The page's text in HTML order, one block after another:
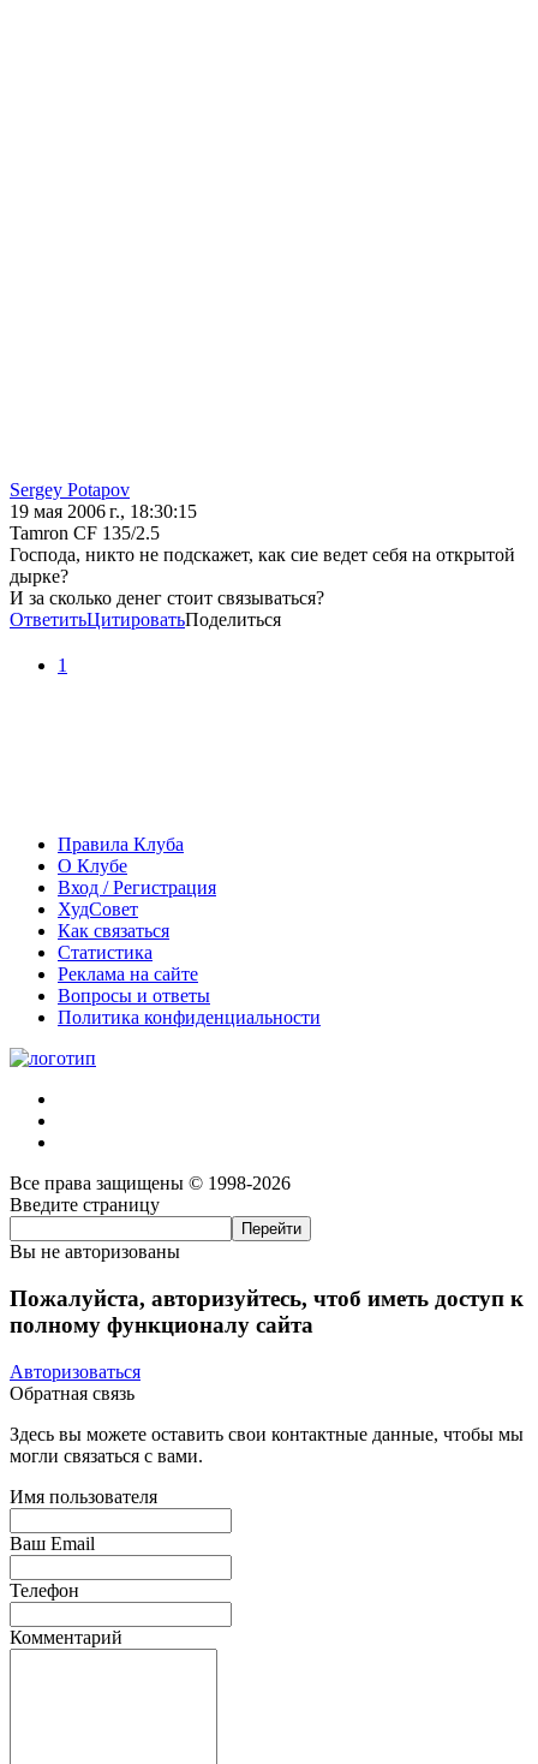
Sergey Potapov
19 мая 2006 г., 18:30:15
Tamron CF 135/2.5
Господа, никто не подскажет, как сие ведет себя на открытой
дырке?
И за сколько денег стоит связываться?
ОтветитьЦитироватьПоделиться
1
Правила Клуба
О Клубе
Вход / Регистрация
ХудСовет
Как связаться
Статистика
Реклама на сайте
Вопросы и ответы
Политика конфиденциальности
Все права защищены © 1998-2026
Введите страницу
Вы не авторизованы
Пожалуйста, авторизуйтесь, чтоб иметь доступ к
полному функционалу сайта
Авторизоваться
Обратная связь
Здесь вы можете оставить свои контактные данные, чтобы мы
могли связаться с вами.
Имя пользователя
Ваш Email
Телефон
Комментарий